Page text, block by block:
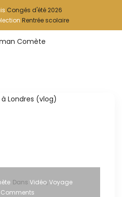
Congés d'été 2026
Rentrée scolaire
Dans Vidéo,Voyage
Comments